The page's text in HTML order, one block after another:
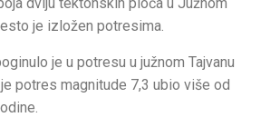
dviju tektonskih ploča u Južnom
je izložen potresima.
je u potresu u južnom Tajvanu
potres magnitude 7,3 ubio više od